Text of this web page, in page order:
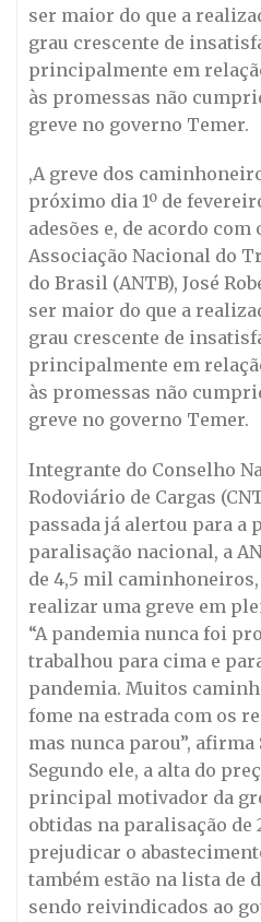
ser maior do que a
grau crescente de
principalmente em
às promessas não
greve no governo Temer.
,A greve dos
próximo dia 1º de
adesões e, de acordo
Associação Nacional do
do Brasil (ANTB), José
ser maior do que a
grau crescente de
principalmente em
às promessas não
greve no governo Temer.
Integrante do Conselho
Rodoviário de Cargas
passada já alertou para a
paralisação nacional, a
de 4,5 mil caminhoneiros,
realizar uma greve em
“A pandemia nunca foi
trabalhou para cima e
pandemia. Muitos
fome na estrada com os
mas nunca parou”,
Segundo ele, a alta do
principal motivador da
obtidas na paralisação de
prejudicar o
também estão na lista de
sendo reivindicados ao